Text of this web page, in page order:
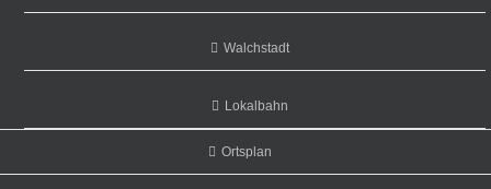
Walchstadt
Lokalbahn
Ortsplan